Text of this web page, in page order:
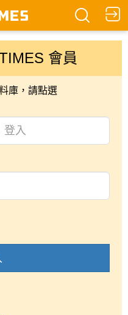
會員
庫，請點選